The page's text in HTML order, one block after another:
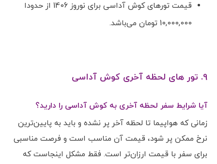
قیمت تورهای کوش آداسی برای نوروز 1406 از حدودا
10,000,000 تومان می‌باشد.
9. تور های لحظه آخری کوش آداسی
آیا شرایط سفر لحظه آخری به کوش آداسی را دارید؟
زمانی که هواپیما تا لحظه آخر پر نشده و باید به پایین‌ترین
نرخ ممکن پر شود، قیمت آن مناسب است و فرصت مناسبی
برای سفر با قیمت ارزان‌تر است. فقط مشکل اینجاست که